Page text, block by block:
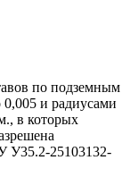
по подземным
и радиусами
в которых
У35.2-25103132-